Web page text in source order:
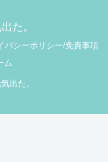
た。
バシーポリシー/免責事項
ム
出た。.